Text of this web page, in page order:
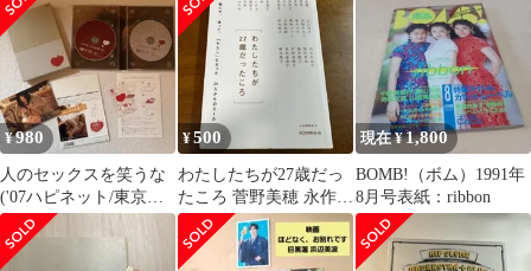
¥980
人のセックスを笑うな
('07ハピネット/東京テ
アトル/WOWOW)〈2枚
組〉
¥500
わたしたちが27歳だっ
たころ 菅野美穂 永作博
美 山口智子 安野モヨコ
夏木マリ
現在 ¥1,800
BOMB!（ボム）1991年
8月号表紙：ribbon